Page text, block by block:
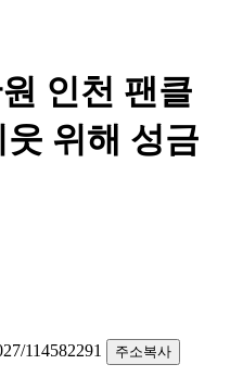
인천 팬클
위해 성금
114582291
주소복사